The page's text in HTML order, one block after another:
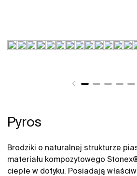
Pyros
Brodziki o naturalnej strukturze
materiału kompozytowego
ciepłe w dotyku. Posiadają